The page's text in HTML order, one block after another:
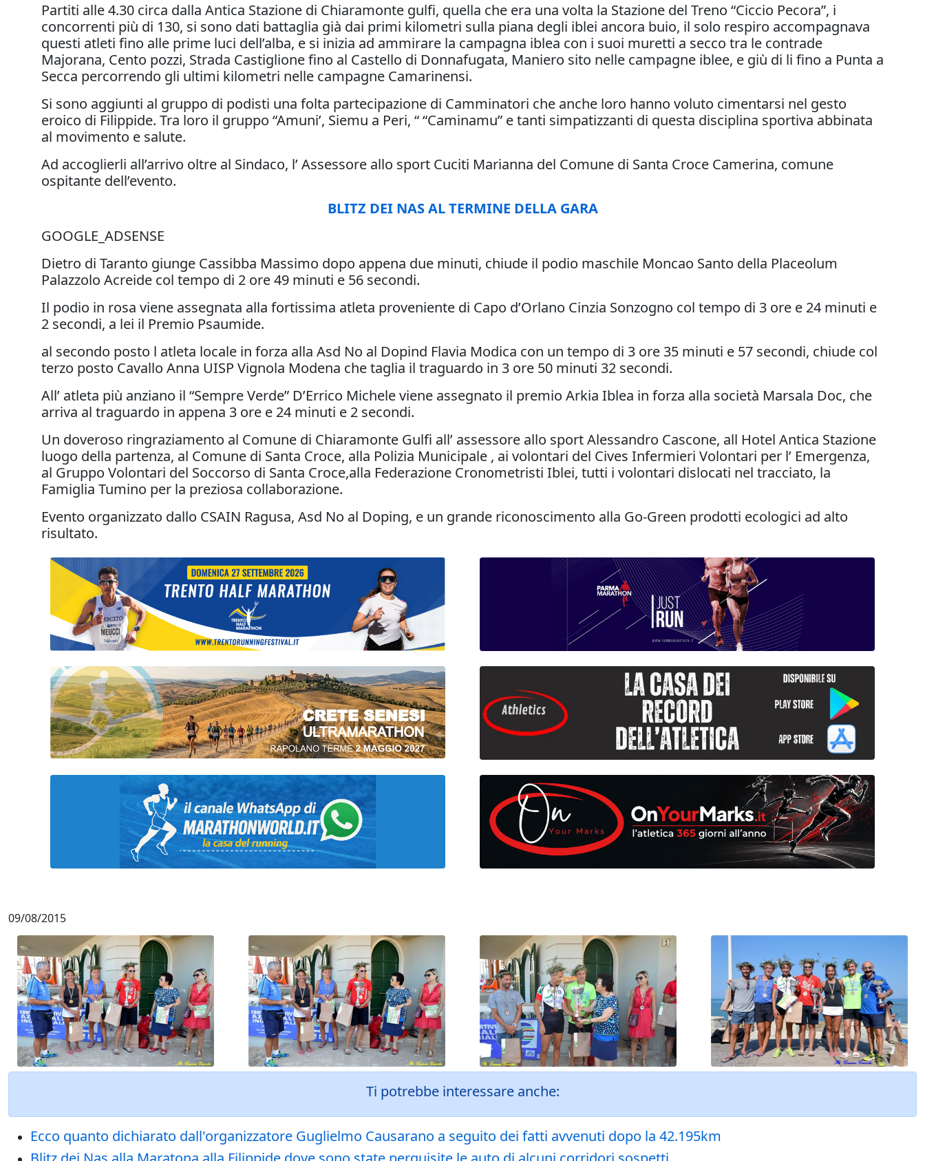
Partiti alle 4.30 circa dalla Antica Stazione di Chiaramonte gulfi, quella che era una volta la Stazione del Treno “Ciccio Pecora”, i
concorrenti più di 130, si sono dati battaglia già dai primi kilometri sulla piana degli iblei ancora buio, il solo respiro accompagnava
questi atleti fino alle prime luci dell’alba, e si inizia ad ammirare la campagna iblea con i suoi muretti a secco tra le contrade
Majorana, Cento pozzi, Strada Castiglione fino al Castello di Donnafugata, Maniero sito nelle campagne iblee, e giù di li fino a Punta a
Secca percorrendo gli ultimi kilometri nelle campagne Camarinensi.
Si sono aggiunti al gruppo di podisti una folta partecipazione di Camminatori che anche loro hanno voluto cimentarsi nel gesto
eroico di Filippide. Tra loro il gruppo “Amuni’, Siemu a Peri, “ “Caminamu” e tanti simpatizzanti di questa disciplina sportiva abbinata
al movimento e salute.
Ad accoglierli all’arrivo oltre al Sindaco, l’ Assessore allo sport Cuciti Marianna del Comune di Santa Croce Camerina, comune
ospitante dell’evento.
BLITZ DEI NAS AL TERMINE DELLA GARA
GOOGLE_ADSENSE
Dietro di Taranto giunge Cassibba Massimo dopo appena due minuti, chiude il podio maschile Moncao Santo della Placeolum
Palazzolo Acreide col tempo di 2 ore 49 minuti e 56 secondi.
Il podio in rosa viene assegnata alla fortissima atleta proveniente di Capo d’Orlano Cinzia Sonzogno col tempo di 3 ore e 24 minuti e
2 secondi, a lei il Premio Psaumide.
al secondo posto l atleta locale in forza alla Asd No al Dopind Flavia Modica con un tempo di 3 ore 35 minuti e 57 secondi, chiude col
terzo posto Cavallo Anna UISP Vignola Modena che taglia il traguardo in 3 ore 50 minuti 32 secondi.
All’ atleta più anziano il “Sempre Verde” D’Errico Michele viene assegnato il premio Arkia Iblea in forza alla società Marsala Doc, che
arriva al traguardo in appena 3 ore e 24 minuti e 2 secondi.
Un doveroso ringraziamento al Comune di Chiaramonte Gulfi all’ assessore allo sport Alessandro Cascone, all Hotel Antica Stazione
luogo della partenza, al Comune di Santa Croce, alla Polizia Municipale , ai volontari del Cives Infermieri Volontari per l’ Emergenza,
al Gruppo Volontari del Soccorso di Santa Croce,alla Federazione Cronometristi Iblei, tutti i volontari dislocati nel tracciato, la
Famiglia Tumino per la preziosa collaborazione.
Evento organizzato dallo CSAIN Ragusa, Asd No al Doping, e un grande riconoscimento alla Go-Green prodotti ecologici ad alto
risultato.
09/08/2015
Ti potrebbe interessare anche:
Ecco quanto dichiarato dall'organizzatore Guglielmo Causarano a seguito dei fatti avvenuti dopo la 42.195km